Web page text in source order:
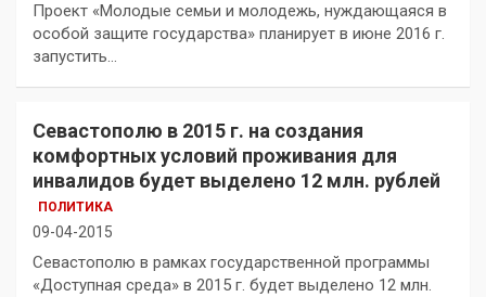
Проект «Молодые семьи и молодежь, нуждающаяся в
особой защите государства» планирует в июне 2016 г.
запустить…
Севастополю в 2015 г. на создания
комфортных условий проживания для
инвалидов будет выделено 12 млн. рублей
ПОЛИТИКА
09-04-2015
Севастополю в рамках государственной программы
«Доступная среда» в 2015 г. будет выделено 12 млн.